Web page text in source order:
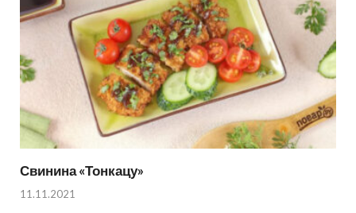
Свинина «Тонкацу»
11.11.2021